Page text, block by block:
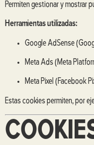
Permiten gestionar y mostrar
Herramientas utilizadas:
Google AdSense
Meta Ads (Meta
Meta Pixel (Facebook
Estas cookies permiten, por